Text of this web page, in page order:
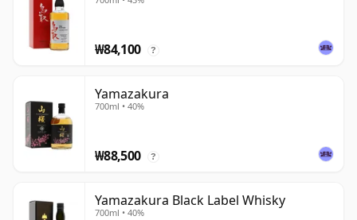
₩84,100 ?
Yamazakura
700ml • 40%
₩88,500 ?
Yamazakura Black Label Whisky
700ml • 40%